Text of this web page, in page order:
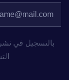
بالتسجيل في